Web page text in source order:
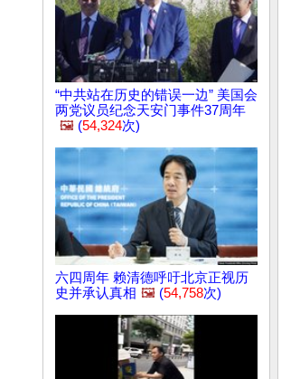
“中共站在历史的错误一边” 美国会
两党议员纪念天安门事件37周年
🖼️ (54,324次)
六四周年 赖清德呼吁北京正视历
史并承认真相 🖼️ (54,758次)